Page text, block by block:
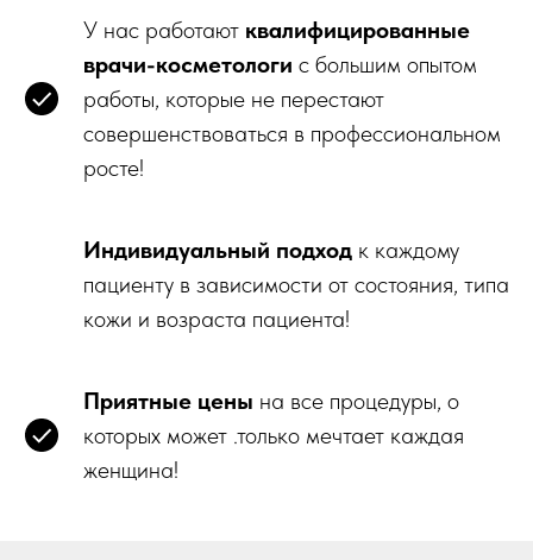
У нас работают квалифицированные
врачи-косметологи с большим опытом
работы, которые не перестают
совершенствоваться в профессиональном
росте!
Индивидуальный подход к каждому
пациенту в зависимости от состояния, типа
кожи и возраста пациента!
Приятные цены на все процедуры, о
которых может .только мечтает каждая
женщина!